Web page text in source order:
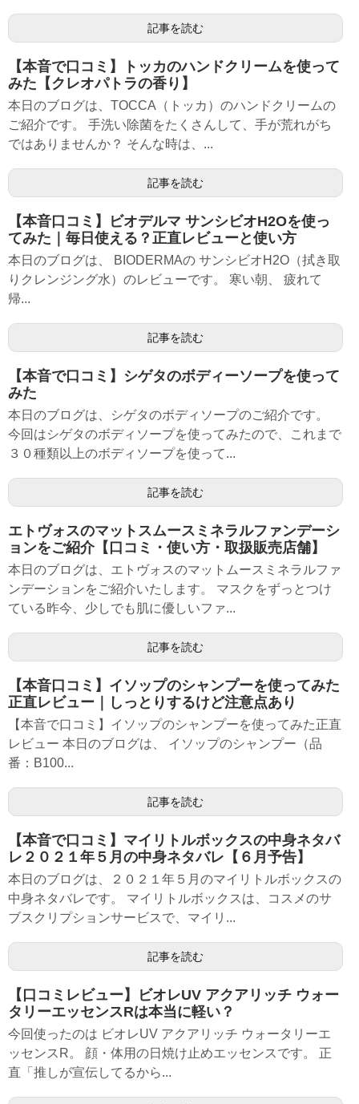
記事を読む
【本音で口コミ】トッカのハンドクリームを使って
みた【クレオパトラの香り】
本日のブログは、TOCCA（トッカ）のハンドクリームの
ご紹介です。 手洗い除菌をたくさんして、手が荒れがち
ではありませんか？ そんな時は、...
記事を読む
【本音口コミ】ビオデルマ サンシビオH2Oを使っ
てみた｜毎日使える？正直レビューと使い方
本日のブログは、 BIODERMAの サンシビオH2O（拭き取
りクレンジング水）のレビューです。 寒い朝、 疲れて
帰...
記事を読む
【本音で口コミ】シゲタのボディーソープを使って
みた
本日のブログは、シゲタのボディソープのご紹介です。
今回はシゲタのボディソープを使ってみたので、これまで
３０種類以上のボディソープを使って...
記事を読む
エトヴォスのマットスムースミネラルファンデーシ
ョンをご紹介【口コミ・使い方・取扱販売店舗】
本日のブログは、エトヴォスのマットムースミネラルファ
ンデーションをご紹介いたします。 マスクをずっとつけ
ている昨今、少しでも肌に優しいファ...
記事を読む
【本音口コミ】イソップのシャンプーを使ってみた
正直レビュー｜しっとりするけど注意点あり
【本音で口コミ】イソップのシャンプーを使ってみた正直
レビュー 本日のブログは、 イソップのシャンプー（品
番：B100...
記事を読む
【本音で口コミ】マイリトルボックスの中身ネタバ
レ２０２１年５月の中身ネタバレ【６月予告】
本日のブログは、２０２１年５月のマイリトルボックスの
中身ネタバレです。 マイリトルボックスは、コスメのサ
ブスクリプションサービスで、マイリ...
記事を読む
【口コミレビュー】ビオレUV アクアリッチ ウォー
タリーエッセンスRは本当に軽い？
今回使ったのは ビオレUV アクアリッチ ウォータリーエ
ッセンスR。 顔・体用の日焼け止めエッセンスです。 正
直「推しが宣伝してるから...